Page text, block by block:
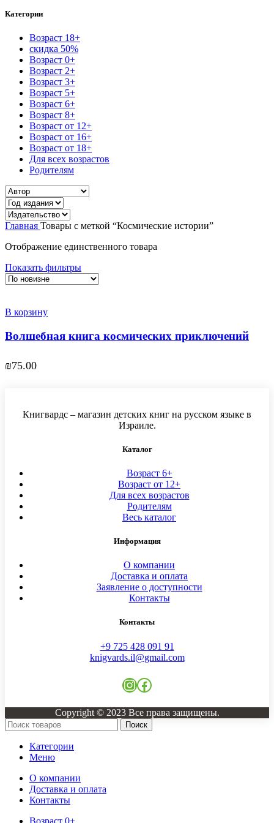
Категории
Возраст 18+
скидка 50%
Возраст 0+
Возраст 2+
Возраст 3+
Возраст 5+
Возраст 6+
Возраст 8+
Возраст от 12+
Возраст от 16+
Возраст от 18+
Для всех возрастов
Родителям
Главная Товары с меткой “Космические истории”
Отображение единственного товара
Показать фильтры
В корзину
Волшебная книга космических приключений
₪75.00
Книгвардс – магазин детских книг на русском языке в
Израиле.
Каталог
Возраст 6+
Возраст от 12+
Для всех возрастов
Родителям
Весь каталог
Информация
О компании
Доставка и оплата
Заявление о доступности
Контакты
Контакты
+9 725 428 091 91
knigvards.il@gmail.com
Copyright © 2023 Все права защищены.
Поиск
Категории
Меню
О компании
Доставка и оплата
Контакты
Возраст 0+